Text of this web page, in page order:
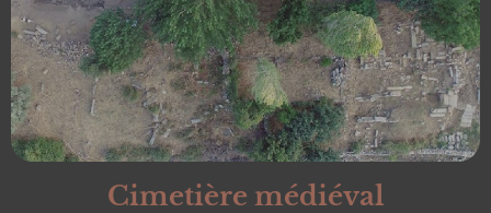
Cimetière médiéval